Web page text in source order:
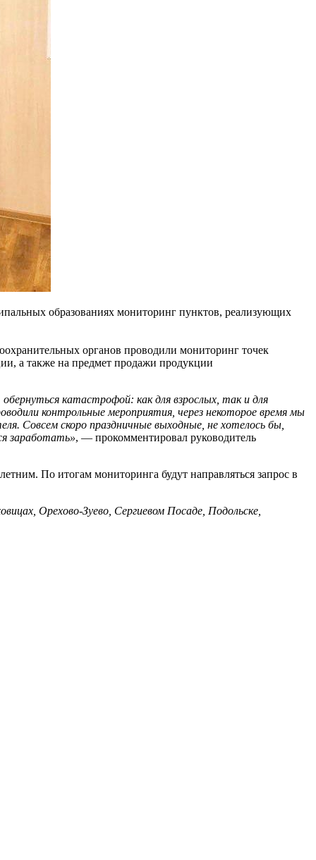
образованиях мониторинг пунктов, реализующих
органов проводили мониторинг точек
а также на предмет продажи продукции
катастрофой: как для взрослых, так и для
контрольные мероприятия, через некоторое время мы
Совсем скоро праздничные выходные, не хотелось бы,
заработать», — прокомментировал руководитель
По итогам мониторинга будут направляться запрос в
Орехово-Зуево, Сергиевом Посаде, Подольске,